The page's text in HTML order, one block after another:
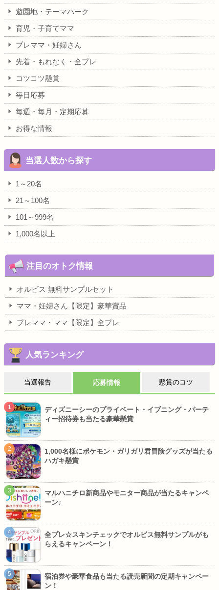
遊園地・テーマパーク
育児・子育てママ
プレママ・妊婦さん
先着・もれなく・全プレ
コツコツ懸賞
毎日応募
毎週・毎月・定期応募
お得な情報
当選人数から探す
1～20名
21～100名
101～999名
1,000名以上
注目のオトク情報
オルビス 無料サンプルセット
ママ・妊婦さん【限定】豪華賞品
プレママ・ママ【限定】全プレ
人気ランキング
当選報告 応募情報 懸賞のコツ
ディズニーシーのプライベート・イブニング・パーテ
ィー招待券も当たる豪華懸賞
1,000名様にポケモン・ガリガリ君冒険グッズが当たる
ハガキ懸賞
マルハニチロ新商品やモニター商品が当たるキャンペ
ーン♪
全プレ☆スキンチェックでオルビス無料サンプルがも
らえるキャンペーン！
宿泊券や豪華食品も当たる読売新聞の定期キャンペー
ン！